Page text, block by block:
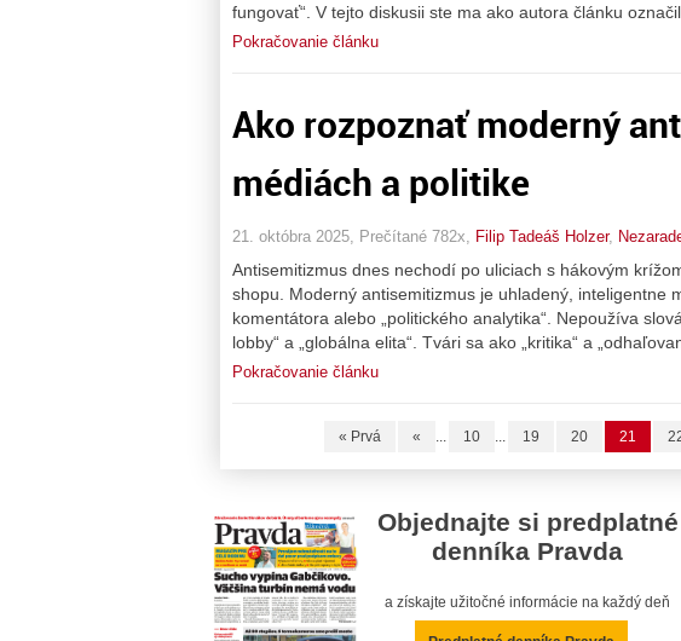
fungovať“. V tejto diskusii ste ma ako autora článku
Pokračovanie článku
Ako rozpoznať moderný
médiách a politike
21. októbra 2025, Prečítané 782x, Filip Tadeáš Holzer,
Antisemitizmus dnes nechodí po uliciach s hákovým
shopu. Moderný antisemitizmus je uhladený, inteligentne
komentátora alebo „politického analytika“. Nepoužíva
lobby“ a „globálna elita“. Tvári sa ako „kritika“ a
Pokračovanie článku
« Prvá « ... 10 ... 19 20 21
Objednajte si predplatné
denníka Pravda
a získajte užitočné informácie na každý deň